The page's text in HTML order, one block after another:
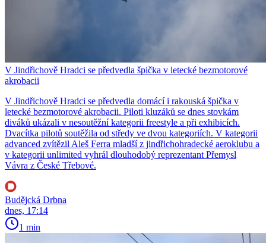
V Jindřichově Hradci se předvedla špička v letecké bezmotorové
akrobacii
V Jindřichově Hradci se předvedla domácí i rakouská špička v
letecké bezmotorové akrobacii. Piloti kluzáků se dnes stovkám
diváků ukázali v nesoutěžní kategorii freestyle a při exhibicích.
Dvacítka pilotů soutěžila od středy ve dvou kategoriích. V kategorii
advanced zvítězil Aleš Ferra mladší z jindřichohradecké aeroklubu a
v kategorii unlimited vyhrál dlouhodobý reprezentant Přemysl
Vávra z České Třebové.
Budějcká Drbna
dnes, 17:14
1 min